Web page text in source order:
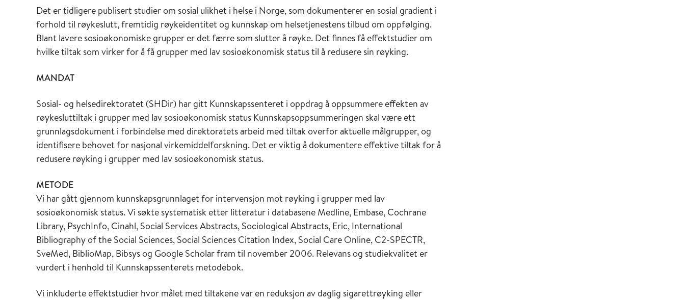
Det er tidligere publisert studier om sosial ulikhet i helse i Norge, som dokumenterer en sosial gradient i
forhold til røykeslutt, fremtidig røykeidentitet og kunnskap om helsetjenestens tilbud om oppfølging.
Blant lavere sosioøkonomiske grupper er det færre som slutter å røyke. Det finnes få effektstudier om
hvilke tiltak som virker for å få grupper med lav sosioøkonomisk status til å redusere sin røyking.
MANDAT
Sosial- og helsedirektoratet (SHDir) har gitt Kunnskapssenteret i oppdrag å oppsummere effekten av
røykesluttiltak i grupper med lav sosioøkonomisk status Kunnskapsoppsummeringen skal være ett
grunnlagsdokument i forbindelse med direktoratets arbeid med tiltak overfor aktuelle målgrupper, og
identifisere behovet for nasjonal virkemiddelforskning. Det er viktig å dokumentere effektive tiltak for å
redusere røyking i grupper med lav sosioøkonomisk status.
METODE
Vi har gått gjennom kunnskapsgrunnlaget for intervensjon mot røyking i grupper med lav
sosioøkonomisk status. Vi søkte systematisk etter litteratur i databasene Medline, Embase, Cochrane
Library, PsychInfo, Cinahl, Social Services Abstracts, Sociological Abstracts, Eric, International
Bibliography of the Social Sciences, Social Sciences Citation Index, Social Care Online, C2-SPECTR,
SveMed, BiblioMap, Bibsys og Google Scholar fram til november 2006. Relevans og studiekvalitet er
vurdert i henhold til Kunnskapssenterets metodebok.
Vi inkluderte effektstudier hvor målet med tiltakene var en reduksjon av daglig sigarettrøyking eller